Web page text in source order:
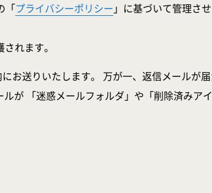
「プライバシーポリシー 」に基づいて管理さ
れます。
お送りいたします。 万が一、返信メールが
が 「迷惑メールフォルダ」や「削除済みア